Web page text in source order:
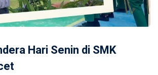
Hari Senin di SMK